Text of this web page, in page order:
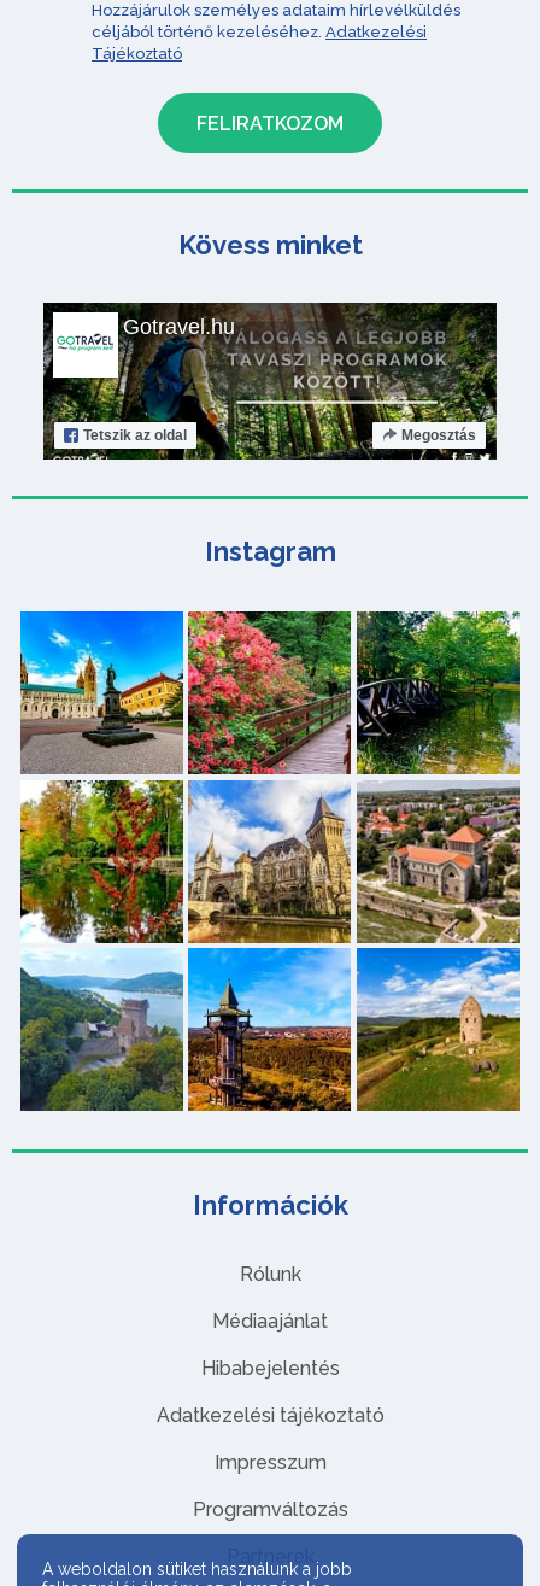
Információk
Rólunk
Médiaajánlat
Hibabejelentés
Adatkezelési tájékoztató
Impresszum
Programváltozás
Partnerek
Hozzájárulok személyes adataim hírlevélküldés
céljából történő kezeléséhez. Adatkezelési
Tájékoztató
Kövess minket
Gotravel.hu
Tetszik az oldal Megosztás
Instagram
A weboldalon sütiket használunk a jobb